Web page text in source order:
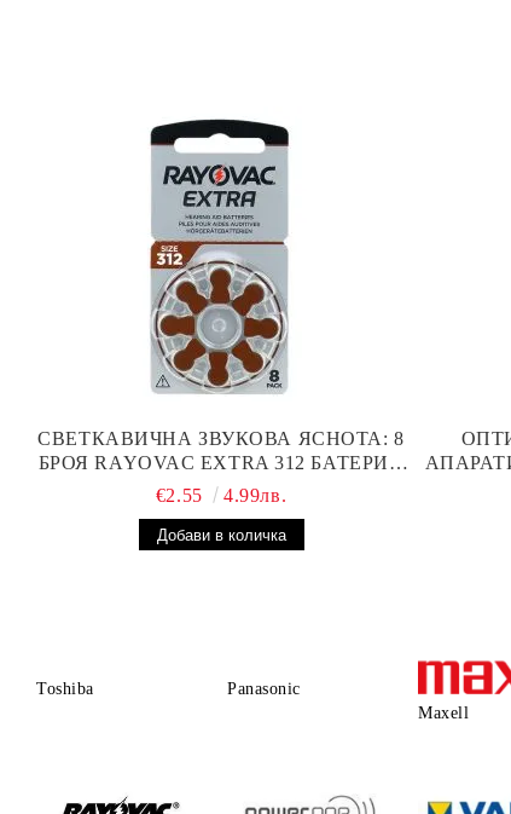
СВЕТКАВИЧНА ЗВУКОВА ЯСНОТА: 8
БРОЯ RAYOVAC EXTRA 312 БАТЕРИИ
ЗА СЛУХОВ АПАРАТ С НАЙ-ДОБРАТА
€2.55 4.99лв.
Toshiba
Panasonic
Maxell